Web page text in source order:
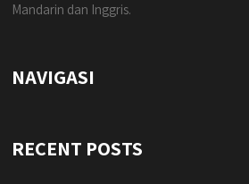
Mandarin dan Inggris.
NAVIGASI
RECENT POSTS